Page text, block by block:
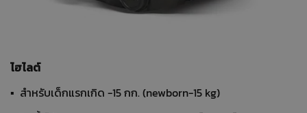
ไฮไลต์
▪ สำหรับเด็กแรกเกิด -15 กก. (newborn-15 kg)